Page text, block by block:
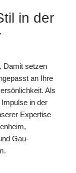
in der
Damit setzen
an Ihre
Als
in der
Expertise
Gau-